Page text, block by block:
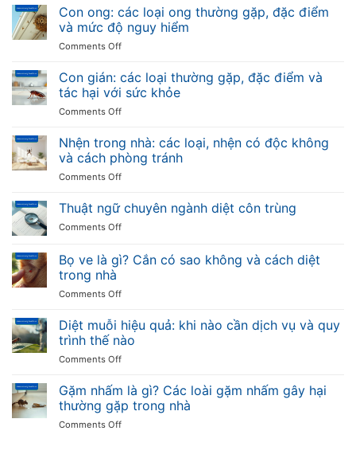
và
kho
hàng
dịch
hại
chuẩn
tại
Việt
muỗi:
vòng
đời,
các
muỗi
truyền
bệnh
phòng
chống
Con ong: các loại ong thường gặp, đặc điểm
và mức độ nguy hiểm
Comments Offon
ong:
các
loại
ong
gặp,
đặc
điểm
độ
nguy
Con gián: các loại thường gặp, đặc điểm và
tác hại với sức khỏe
Comments Offon
gián:
các
loại
thường
đặc
hại
Nhện trong nhà: các loại, nhện có độc không
và cách phòng tránh
Comments Offon
trong
nhà:
các
nhện
cách
phòng
Thuật ngữ chuyên ngành diệt côn trùng
Comments Offon
ngữ
chuyên
diệt
trùng
Bọ ve là gì? Cắn có sao không và cách diệt
trong nhà
Comments Offon
ve
là
gì?
Cắn
sao
không
và
Diệt muỗi hiệu quả: khi nào cần dịch vụ và quy
trình thế nào
Comments Offon
muỗi
hiệu
quả:
khi
Gặm nhấm là gì? Các loài gặm nhấm gây hại
thường gặp trong nhà
Comments Offon